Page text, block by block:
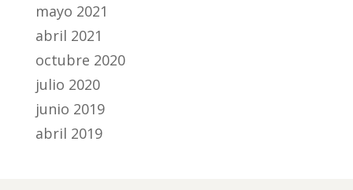
mayo 2021
abril 2021
octubre 2020
julio 2020
junio 2019
abril 2019